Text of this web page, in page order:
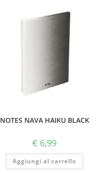
NOTES NAVA HAIKU BLACK
€ 6,99
Aggiungi al carrello